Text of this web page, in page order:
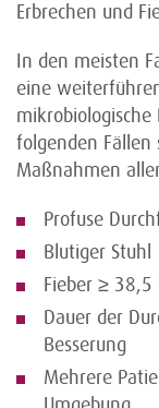
Erbrechen und
In den meisten
eine
folgenden Fällen
Maßnahmen
Profuse
Blutiger Stuhl
Fieber ≥ 38,5
Dauer der
Besserung
Mehrere